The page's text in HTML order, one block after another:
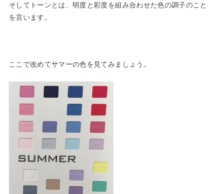
そしてトーンとは、明度と彩度を組み合わせた色の調子のこと
を言います。
ここで改めてサマーの色を見てみましょう。